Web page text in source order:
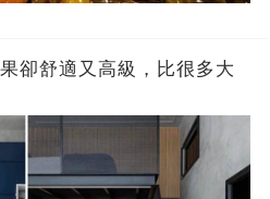
卻舒適又高級，比很多大